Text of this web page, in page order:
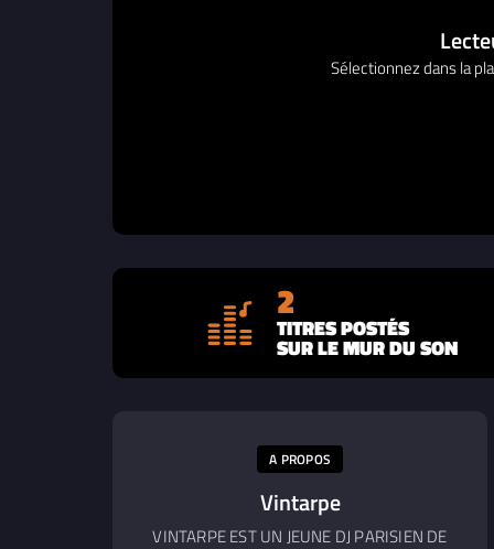
Sélectionnez dans la
2
TITRES POSTÉS
SUR LE MUR DU SON
A PROPOS
Vintarpe
VINTARPE EST UN JEUNE DJ PARISIEN DE